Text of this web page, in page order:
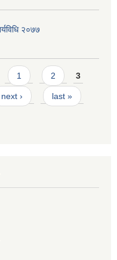
२०७७
1 2 3
next › last »